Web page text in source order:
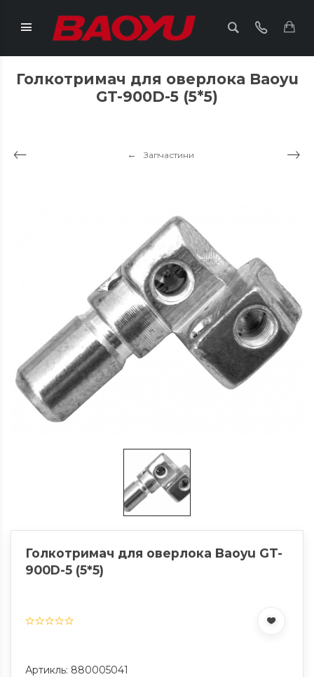
Голкотримач для оверлока Baoyu
GT-900D-5 (5*5)
Запчастини
Голкотримач для оверлока Baoyu GT-
900D-5 (5*5)
Артикль: 880005041